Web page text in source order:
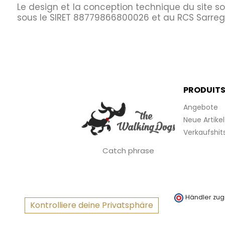
Le design et la conception technique du site
sous le SIRET 88779866800026 et au RCS
Catch phrase
PRODUITS
Angebote
Neue Artikel
Kontrolliere deine Privatsphäre
Händler